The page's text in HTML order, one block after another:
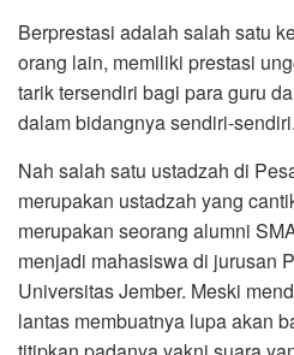
Berprestasi adalah salah satu
orang lain, memiliki prestasi
tarik tersendiri bagi para guru
dalam bidangnya sendiri-sendiri.
Nah salah satu ustadzah di
merupakan ustadzah yang
merupakan seorang alumni
menjadi mahasiswa di jurusan
Universitas Jember. Meski
lantas membuatnya lupa akan